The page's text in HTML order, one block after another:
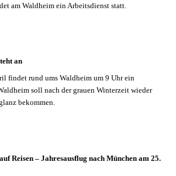
am Waldheim ein Arbeitsdienst statt.
an
findet rund ums Waldheim um 9 Uhr ein
soll nach der grauen Winterzeit wieder
bekommen.
Reisen – Jahresausflug nach München am 25.